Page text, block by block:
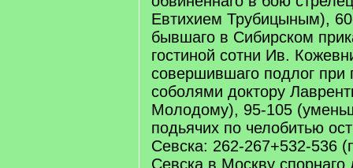
Евтихием Трубицыным),
бывшаго в Сибирском
гостиной сотни Ив.
совершившаго подлог при
соболями доктору
Молодому), 95-105
подьячих по челобитью
Севска: 262-267+532-536
Севска в Москву